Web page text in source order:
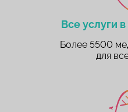
Все услуги
Более 5500
для